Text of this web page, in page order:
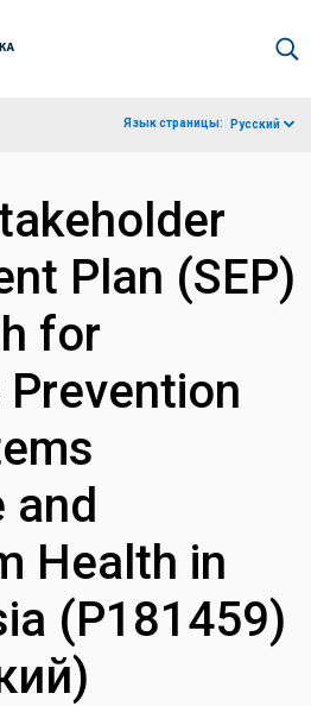
Язык страницы: Русский
Plan (SEP)
for
and
Health in
(P181459)